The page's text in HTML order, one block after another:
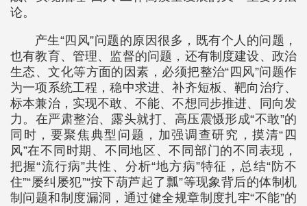
论。
产生“四风”问题的原因很多，既有个人的问题，
也有教育、管理、监督的问题，还有制度建设、政治
生态、文化等方面的因素，必须把整治“四风”问题作
为一项系统工程，稳中求进、补齐短板、靶向治疗、
标本兼治，实现不敢、不能、不想同步推进、同向发
力。在严肃整治、露头就打、高压震慑形成“不敢”的
同时，要聚焦典型问题，加强调查研究，摸清“四
风”在不同时期、不同地区、不同部门的不同表现，
把握“流行病”共性、分析“地方病”特征，总结“防不
住”“屡纠屡犯”“按下葫芦起了瓢”等现象背后的体制机
制问题和制度漏洞，通过健全规章制度扎牢“不能”的